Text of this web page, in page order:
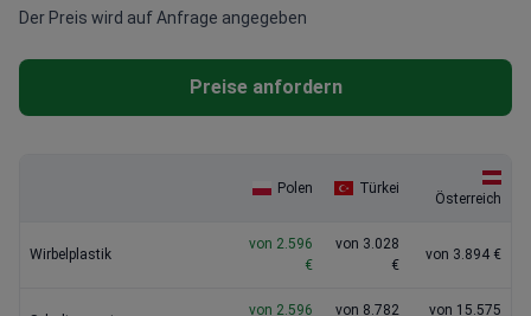
Der Preis wird auf Anfrage angegeben
Preise anfordern
Polen Türkei
Österreich
Wirbelplastik
von 2.596
€
von 3.028
€
von 3.894 €
von 2.596
von 8.782
von 15.575